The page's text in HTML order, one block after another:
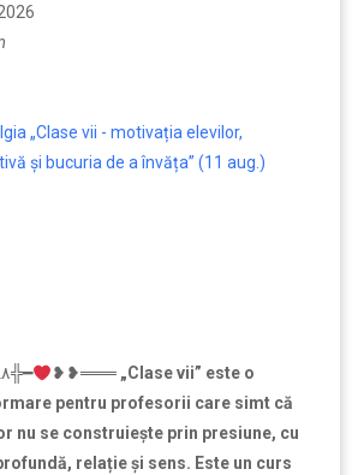
„Clase vii - motivația elevilor,
și bucuria de a învăța” (11 aug.)
━━╬٨ـﮩﮩ٨ـﮩﮩـ╬━ ❥❥═══ „Clase vii” este o
pentru profesorii care simt că
nu se construiește prin presiune, cu
relație și sens. Este un curs